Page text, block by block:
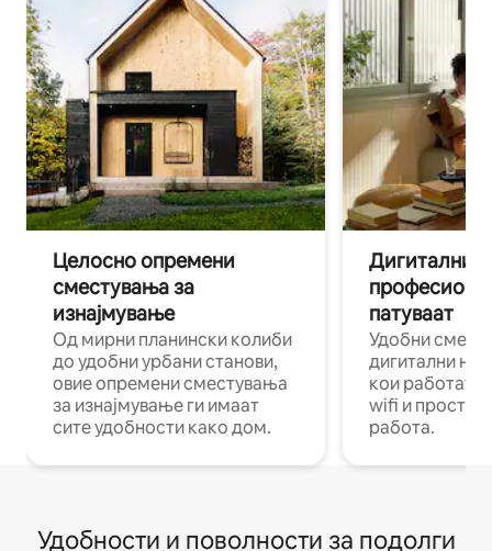
Целосно опремени
сместувања за
изнајмување
Од мирни планински колиби
до удобни урбани станови,
овие опремени сместувања
за изнајмување ги имаат
сите удобности како дом.
Дигитални
патуваат
Удобни
дигитални
кои работат
wifi и
работа.
Удобности и поволности за подолги